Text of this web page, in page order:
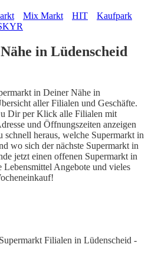
Mix Markt HIT
Kaufpark
in Lüdenscheid
in Deiner Nähe in
aller Filialen und Geschäfte.
Dir per Klick alle Filialen mit
und Öffnungszeiten anzeigen
heraus, welche Supermarkt in
wo sich der nächste Supermarkt in
jetzt einen offenen Supermarkt in
Angebote und vieles
Supermarkt Filialen in Lüdenscheid -